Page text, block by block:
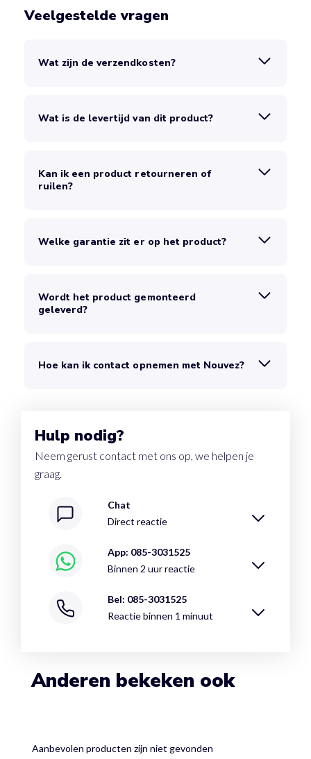
Veelgestelde vragen
Wat zijn de verzendkosten?
Wat is de levertijd van dit product?
Kan ik een product retourneren of
ruilen?
Welke garantie zit er op het product?
Wordt het product gemonteerd
geleverd?
Hoe kan ik contact opnemen met Nouvez?
Hulp nodig?
Neem gerust contact met ons op, we helpen je
graag.
Chat
Direct reactie
App: 085-3031525
Binnen 2 uur reactie
Bel: 085-3031525
Reactie binnen 1 minuut
Anderen bekeken ook
Aanbevolen producten zijn niet gevonden